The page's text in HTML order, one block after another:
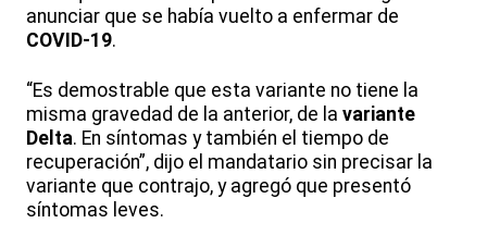
anunciar que se había vuelto a enfermar de
COVID-19.
“Es demostrable que esta variante no tiene la
misma gravedad de la anterior, de la variante
Delta. En síntomas y también el tiempo de
recuperación”, dijo el mandatario sin precisar la
variante que contrajo, y agregó que presentó
síntomas leves.